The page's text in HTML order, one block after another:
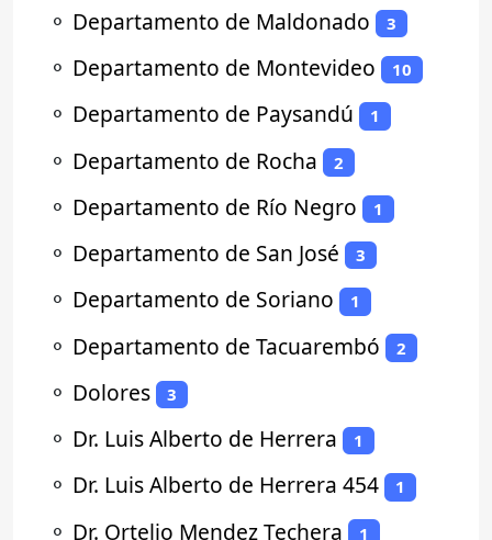
⚬ Departamento de Maldonado 3
⚬ Departamento de Montevideo 10
⚬ Departamento de Paysandú 1
⚬ Departamento de Rocha 2
⚬ Departamento de Río Negro 1
⚬ Departamento de San José 3
⚬ Departamento de Soriano 1
⚬ Departamento de Tacuarembó 2
⚬ Dolores 3
⚬ Dr. Luis Alberto de Herrera 1
⚬ Dr. Luis Alberto de Herrera 454 1
⚬ Dr. Ortelio Mendez Techera 1